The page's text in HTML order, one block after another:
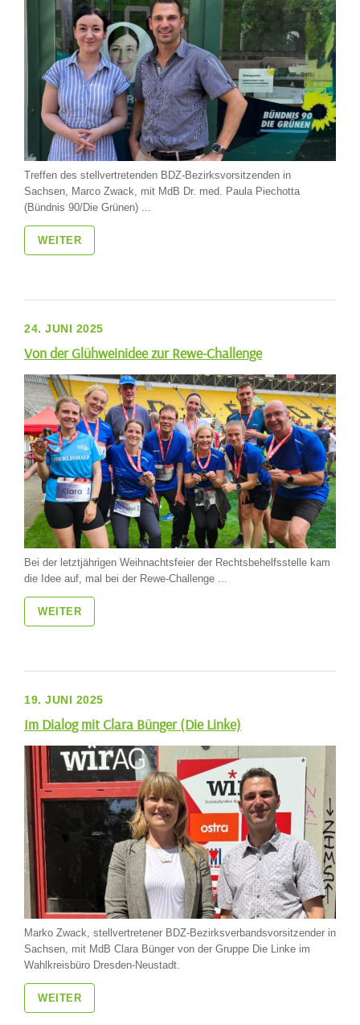
Treffen des stellvertretenden BDZ-Bezirksvorsitzenden in
Sachsen, Marco Zwack, mit MdB Dr. med. Paula Piechotta
(Bündnis 90/Die Grünen) ...
WEITER
24. JUNI 2025
Von der Glühweinidee zur Rewe-Challenge
Bei der letztjährigen Weihnachtsfeier der Rechtsbehelfsstelle kam
die Idee auf, mal bei der Rewe-Challenge ...
WEITER
19. JUNI 2025
Im Dialog mit Clara Bünger (Die Linke)
Marko Zwack, stellvertretener BDZ-Bezirksverbandsvorsitzender in
Sachsen, mit MdB Clara Bünger von der Gruppe Die Linke im
Wahlkreisbüro Dresden-Neustadt.
WEITER